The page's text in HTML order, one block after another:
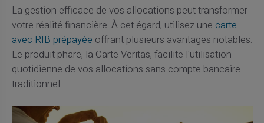
La gestion efficace de vos allocations peut transformer
votre réalité financière. À cet égard, utilisez unecarte
avec RIB prépayéeoffrant plusieurs avantages notables.
Le produit phare, la Carte Veritas, facilite l'utilisation
quotidienne de vos allocations sans compte bancaire
traditionnel.